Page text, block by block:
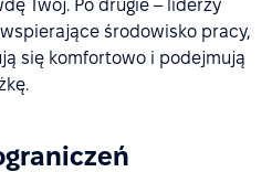
Twój. Po drugie – liderzy
środowisko pracy,
się komfortowo i podejmują